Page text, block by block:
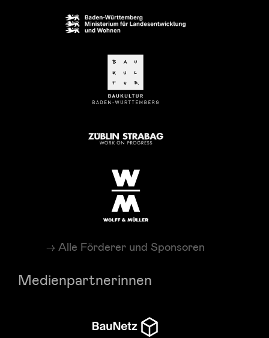
Alle Förderer und Sponsoren
Medienpartnerinnen